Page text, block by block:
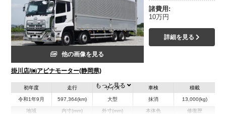
他の画像を見る
掛川店/㈱アビナモーター(静岡県)
諸費用:
10万円
詳細を見る
初年度
令和1年9月
走行
597,364(km)
サイズ
大型
車検
抹消
積載
13,000(kg)
地域 内寸(mm) 外寸(mm) 本体色 修復歴
もっと見る